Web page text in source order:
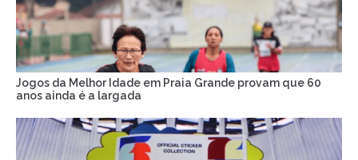
Jogos da Melhor Idade em Praia Grande provam que 60
anos ainda é a largada